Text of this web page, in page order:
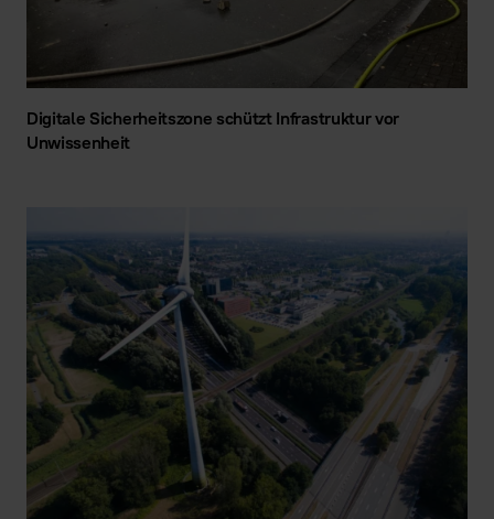
Digitale Sicherheitszone schützt Infrastruktur vor
Unwissenheit